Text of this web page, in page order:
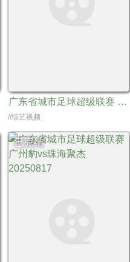
广东省城市足球超级联赛 深圳科宇盛达vs梅州强民20250906
//综艺视频
已完结